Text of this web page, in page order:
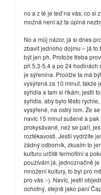
no a z té je teď na vás, co si
možná není až ta úplná
No a můj názor, já si dnes
zbavit jednoho dojmu – já to
být jen ph. Protože třeba
při 5,3-5,4 a po 24 hodinách
je sýřenina. Prootže ta má
vysýřená za 10 minut, takže
syřidla a tam si říkám, jestli
syřidla, aby bylo těsto
vysýřené, na ostrý lom. Že
navíc 15 minut sušené a
prokysávané, než se paří,
roztékavosti. Jestli vydržíte
žádný odborník, zkusím to
kulturu určitě termofilní a
používám já, jednoznačně
množení kultury, to byl pro
pro vás :-). Navíc, jestli
ochotný, stejně jako paní